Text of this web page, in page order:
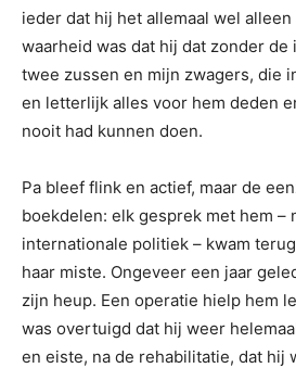
ieder dat hij het allemaal wel alleen
waarheid was dat hij dat zonder de
twee zussen en mijn zwagers, die
en letterlijk alles voor hem deden
nooit had kunnen doen.
Pa bleef flink en actief, maar de
boekdelen: elk gesprek met hem –
internationale politiek – kwam
haar miste. Ongeveer een jaar
zijn heup. Een operatie hielp hem
was overtuigd dat hij weer
en eiste, na de rehabilitatie, dat hij